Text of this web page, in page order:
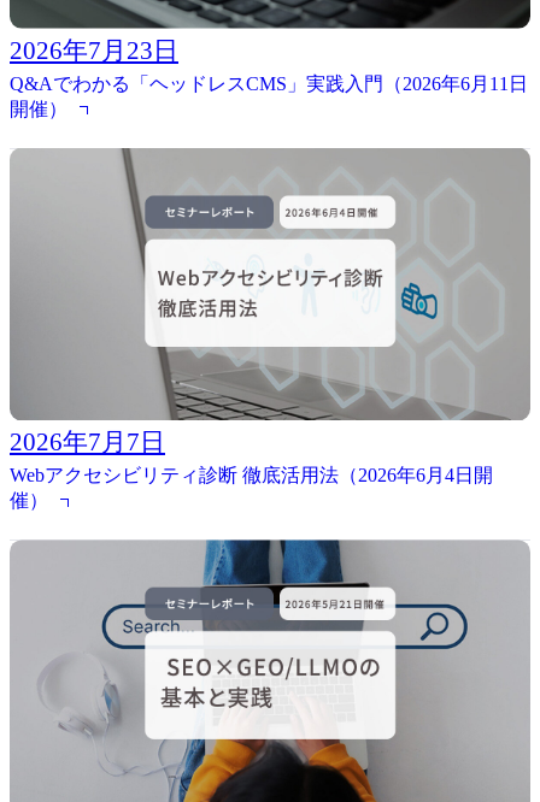
2026年7月23日
Q&Aでわかる「ヘッドレスCMS」実践入門（2026年6月11日
開催）
2026年7月7日
Webアクセシビリティ診断 徹底活用法（2026年6月4日開
催）